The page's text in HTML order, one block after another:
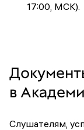
17:00, МСК).
в
Слушателям,